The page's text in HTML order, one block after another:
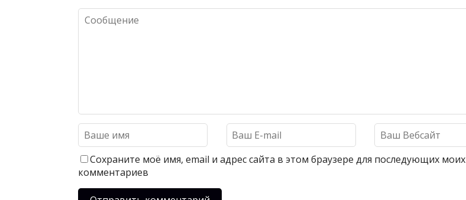
Сохраните моё имя, email и адрес сайта в этом браузере для последующих моих
комментариев